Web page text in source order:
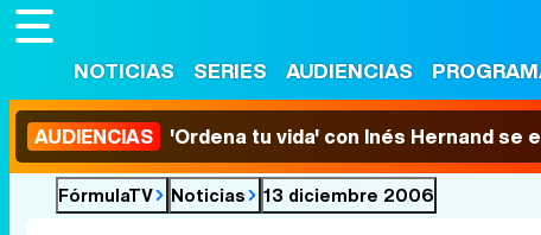
NOTICIAS SERIES AUDIENCIAS
AUDIENCIAS 'Ordena tu vida' con Inés Hernand se
FórmulaTV Noticias 13 diciembre 2006